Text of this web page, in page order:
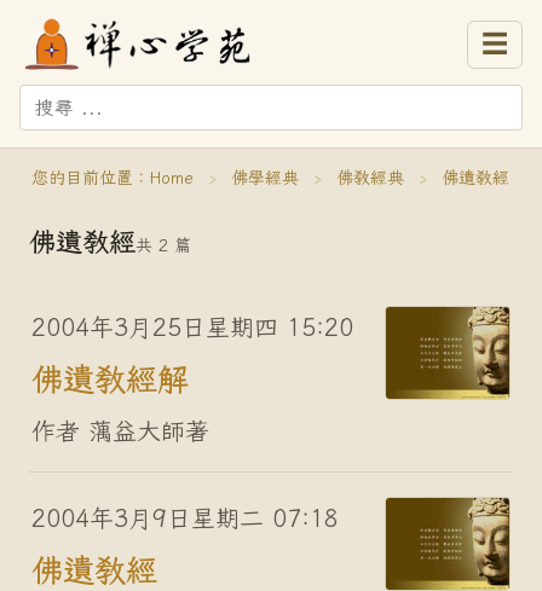
☰
您的目前位置： Home › 佛學經典 › 佛教經典 › 佛遺教經
佛遺教經共 2 篇
2004年3月25日星期四 15:20
佛遺教經解
作者 蕅益大師著
2004年3月9日星期二 07:18
佛遺教經